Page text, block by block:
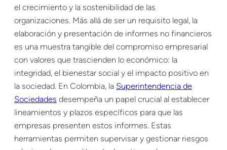
el crecimiento y la sostenibilidad de las
organizaciones. Más allá de ser un requisito legal, la
elaboración y presentación de informes no financieros
es una muestra tangible del compromiso empresarial
con valores que trascienden lo económico: la
integridad, el bienestar social y el impacto positivo en
la sociedad. En Colombia, la Superintendencia de
Sociedades desempeña un papel crucial al establecer
lineamientos y plazos específicos para que las
empresas presenten estos informes. Estas
herramientas permiten supervisar y gestionar riesgos